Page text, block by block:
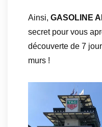
Ainsi, GASOLINE
secret pour vous
découverte de 7
murs !